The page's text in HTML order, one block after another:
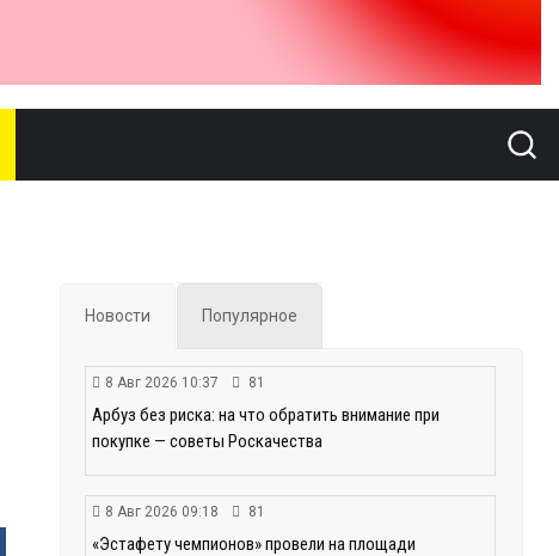
Новости Популярное
8 Авг 2026 10:37 81
Арбуз без риска: на что обратить внимание при
покупке — советы Роскачества
8 Авг 2026 09:18 81
«Эстафету чемпионов» провели на площади